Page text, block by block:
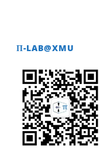
Π-LAB@XMU